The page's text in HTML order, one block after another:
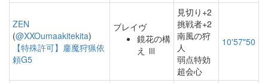
ZEN
(@XXOumaakitekita)
【特殊許可】鏖魔狩猟依
頼G5
ブレイヴ
鏡花の構
え Ⅲ
見切り+2
挑戦者+2
南風の狩
人
弱点特効
超会心
10'57"50